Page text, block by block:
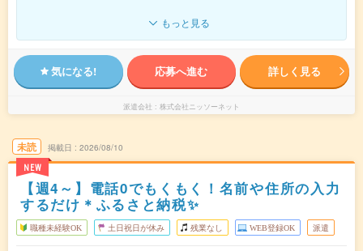
もっと見る
気になる! 応募へ進む 詳しく見る
派遣会社 株式会社ニッソーネット
未読
NEW
掲載日 2026/08/10
【週4～】電話0でもくもく！名前や住所の入力
するだけ＊ふるさと納税✨
職種未経験OK 土日祝日が休み 残業なし WEB登録OK 派遣